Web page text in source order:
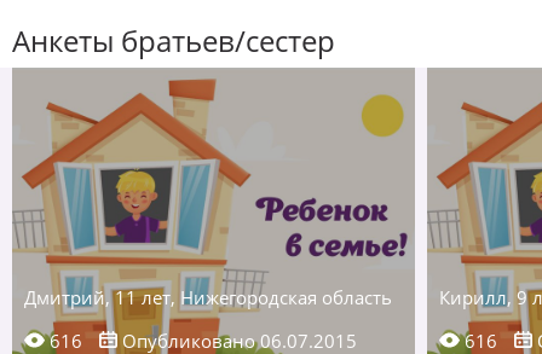
Анкеты братьев/сестер
Дмитрий, 11 лет, Нижегородская область
616
Опубликовано 06.07.2015
Кирилл, 9
616